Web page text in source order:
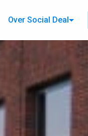
Over Social Deal